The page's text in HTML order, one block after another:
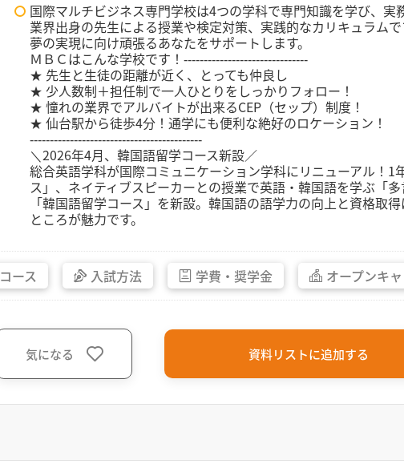
国際マルチビジネス専門学校は4つの学科で専門知識を学び、実
業界出身の先生による授業や検定対策、実践的なカリキュラム
夢の実現に向け頑張るあなたをサポートします。
ＭＢＣはこんな学校です！‐‐‐‐‐‐‐‐‐‐‐‐‐‐‐‐‐‐‐‐‐‐‐‐‐‐‐‐‐‐‐
★ 先生と生徒の距離が近く、とっても仲良し
★ 少人数制＋担任制で一人ひとりをしっかりフォロー！
★ 憧れの業界でアルバイトが出来るCEP（セップ）制度！
★ 仙台駅から徒歩4分！通学にも便利な絶好のロケーション！
‐‐‐‐‐‐‐‐‐‐‐‐‐‐‐‐‐‐‐‐‐‐‐‐‐‐‐‐‐‐‐‐‐‐‐‐‐‐‐‐‐‐‐
＼2026年4月、韓国語留学コース新設／
総合英語学科が国際コミュニケーション学科にリニューアル！
ス」、ネイティブスピーカーとの授業で英語・韓国語を学ぶ「
「韓国語留学コース」を新設。韓国語の語学力の向上と資格取
ところが魅力です。
コース 入試方法 学費・ 奨学金 オープンキ
気になる 資料リストに追加する